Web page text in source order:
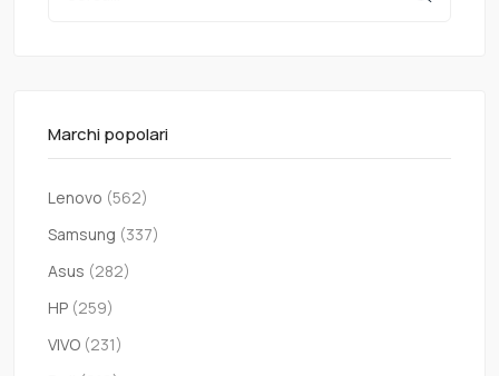
Marchi popolari
Lenovo (562)
Samsung (337)
Asus (282)
HP (259)
VIVO (231)